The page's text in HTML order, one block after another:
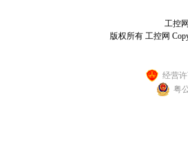
工控
版权所有 工控网
经营
粤